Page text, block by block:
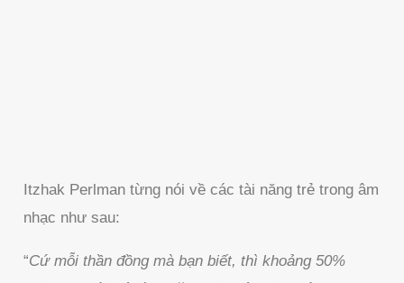
Itzhak Perlman từng nói về các tài năng trẻ trong âm
nhạc như sau:
“Cứ mỗi thần đồng mà bạn biết, thì khoảng 50%